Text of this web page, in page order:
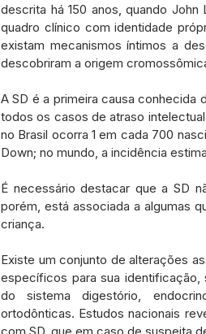
descrita há 150 anos, quando
quadro clínico com identidade
existam mecanismos íntimos a
descobriram a origem
A SD é a primeira causa conhecida
todos os casos de atraso
no Brasil ocorra 1 em cada 700
Down; no mundo, a incidência
É necessário destacar que a SD
porém, está associada a algumas
criança.
Existe um conjunto de alterações
específicos para sua identificação,
do sistema digestório,
ortodônticas. Estudos nacionais